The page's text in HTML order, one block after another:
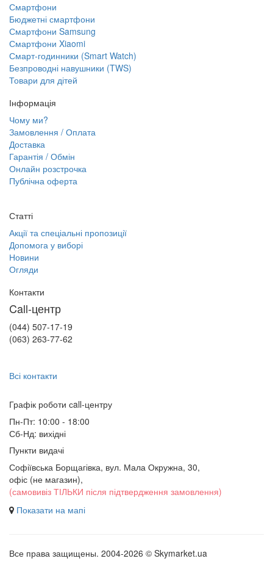
Смартфони
Бюджетні смартфони
Смартфони Samsung
Смартфони Xiaomi
Смарт-годинники (Smart Watch)
Безпроводні навушники (TWS)
Товари для дітей
Інформація
Чому ми?
Замовлення / Оплата
Доставка
Гарантія / Обмін
Онлайн розстрочка
Публічна оферта
Статті
Акції та спеціальні пропозиції
Допомога у виборі
Новини
Огляди
Контакти
Call-центр
(044) 507-17-19
(063) 263-77-62
Всі контакти
Графік роботи сall-центру
Пн-Пт: 10:00 - 18:00
Сб-Нд: вихідні
Пункти видачі
Софіївська Борщагівка, вул. Мала Окружна, 30,
офіс (не магазин),
(самовивіз ТІЛЬКИ після підтвердження замовлення)
Показати на мапі
Все права защищены. 2004-2026 © Skymarket.ua